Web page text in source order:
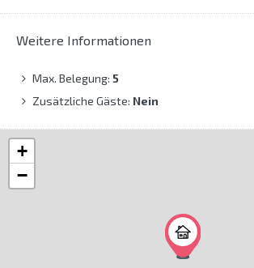
Weitere Informationen
Max. Belegung: 5
Zusätzliche Gäste: Nein
+
−